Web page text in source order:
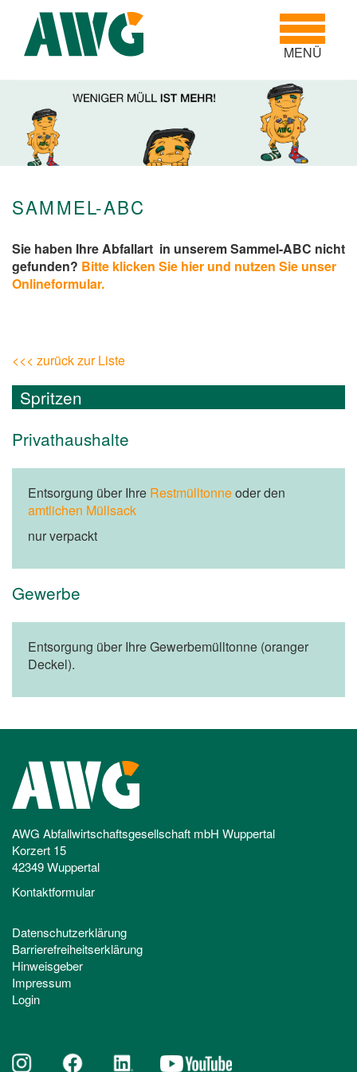
Toggle
MENÜ
SAMMEL-ABC
Sie haben Ihre Abfallart in unserem Sammel-ABC nicht
gefunden? Bitte klicken Sie hier und nutzen Sie unser
Onlineformular.
<<< zurück zur Liste
Spritzen
Privathaushalte
Entsorgung über Ihre Restmülltonneoder den
amtlichen Müllsack
nur verpackt
Gewerbe
Entsorgung über Ihre Gewerbemülltonne (oranger
Deckel).
AWG Abfallwirtschaftsgesellschaft mbH Wuppertal
Korzert 15
42349 Wuppertal
Kontaktformular
Datenschutzerklärung
Barrierefreiheitserklärung
Hinweisgeber
Impressum
Login